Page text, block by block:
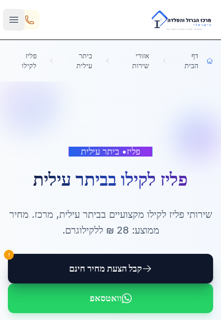
Skip to main content
דף
הבית
אזורי
שירות
ביתר
עילית
פליז
לקילו
פליז• ביתר עילית
פליז לקילו בביתר עילית
שירותיפליז לקילו מקצועיים בביתר עילית, מרכז. מחיר
ממוצע: 28 ₪ ללקילוגרם.
קבל הצעת מחיר חינם
!
וואטסאפ